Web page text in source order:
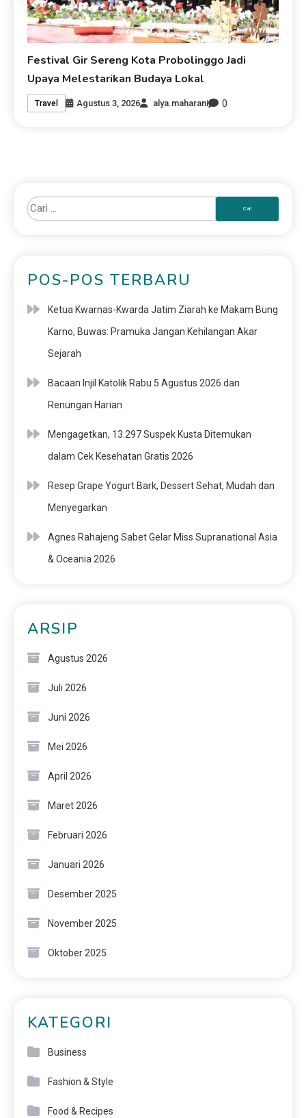
Festival Gir Sereng Kota Probolinggo Jadi
Upaya Melestarikan Budaya Lokal
Travel Agustus 3, 2026 alya.maharani 0
POS-POS TERBARU
Ketua Kwarnas-Kwarda Jatim Ziarah ke Makam Bung
Karno, Buwas: Pramuka Jangan Kehilangan Akar
Sejarah
Bacaan Injil Katolik Rabu 5 Agustus 2026 dan
Renungan Harian
Mengagetkan, 13.297 Suspek Kusta Ditemukan
dalam Cek Kesehatan Gratis 2026
Resep Grape Yogurt Bark, Dessert Sehat, Mudah dan
Menyegarkan
Agnes Rahajeng Sabet Gelar Miss Supranational Asia
& Oceania 2026
ARSIP
Agustus 2026
Juli 2026
Juni 2026
Mei 2026
April 2026
Maret 2026
Februari 2026
Januari 2026
Desember 2025
November 2025
Oktober 2025
KATEGORI
Business
Fashion & Style
Food & Recipes